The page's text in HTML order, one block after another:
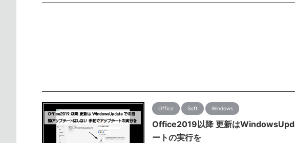
Office Soft Windows
Office2019以降 更新は
ートの実行を